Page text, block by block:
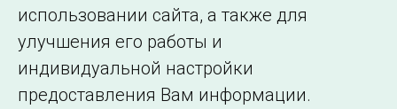
©2005–2026 АО «СО ЕЭС»
Филиалы и
представительства
использовании сайта, а также для
улучшения его работы и
индивидуальной настройки
предоставления Вам информации.